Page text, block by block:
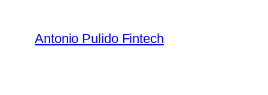
Antonio Pulido Fintech